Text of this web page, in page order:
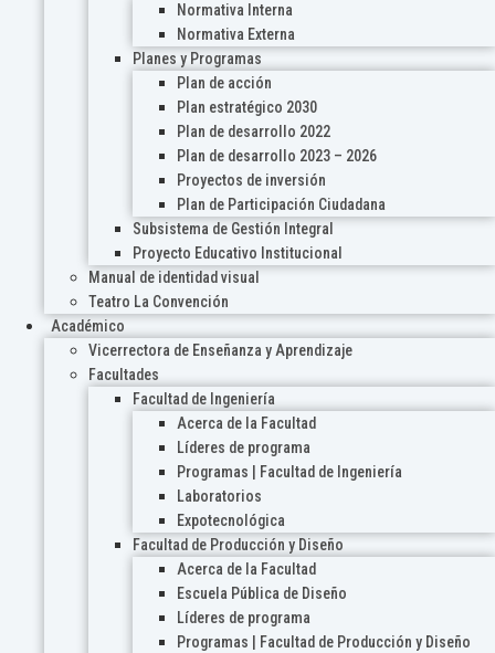
Normativa Interna
Normativa Externa
Planes y Programas
Plan de acción
Plan estratégico 2030
Plan de desarrollo 2022
Plan de desarrollo 2023 – 2026
Proyectos de inversión
Plan de Participación Ciudadana
Subsistema de Gestión Integral
Proyecto Educativo Institucional
Manual de identidad visual
Teatro La Convención
Académico
Vicerrectora de Enseñanza y Aprendizaje
Facultades
Facultad de Ingeniería
Acerca de la Facultad
Líderes de programa
Programas | Facultad de Ingeniería
Laboratorios
Expotecnológica
Facultad de Producción y Diseño
Acerca de la Facultad
Escuela Pública de Diseño
Líderes de programa
Programas | Facultad de Producción y Diseño